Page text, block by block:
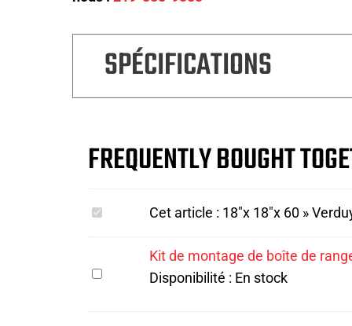
SPÉCIFICATIONS
FREQUENTLY BOUGHT
18"x
18"x
Verduyn
Cet article : 18"x 18"x 60 »
Kit
Kit de montage de boîte de
Disponibilité : En stock